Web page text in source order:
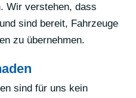
Wir verstehen, dass
sind bereit, Fahrzeuge
zu übernehmen.
sind für uns kein